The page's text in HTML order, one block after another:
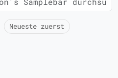
Neueste zuerst